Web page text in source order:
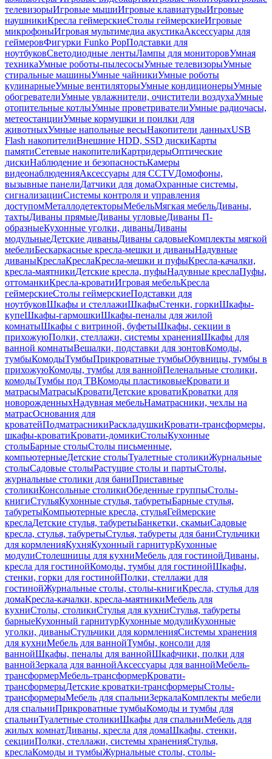
телевизорыИгровые мышиИгровые клавиатурыИгровые
наушникиКресла геймерскиеСтолы геймерскиеИгровые
микрофоныИгровая мультимедиа акустикаАксессуары для
геймеровФигурки Funko PopПодставки для
ноутбуковСветодиодные лентыЛампы для мониторовУмная
техникаУмные роботы-пылесосыУмные телевизорыУмные
стиральные машиныУмные чайникиУмные роботы
кулинарныеУмные вентиляторыУмные кондиционерыУмные
обогревателиУмные увлажнители, очистители воздухаУмные
отопительные котлыУмные проветривателиУмные радиочасы,
метеостанцииУмные кормушки и поилки для
животныхУмные напольные весыНакопители данныхUSB
Flash накопителиВнешние HDD, SSD дискиКарты
памятиСетевые накопителиКартридерыОптические
дискиНаблюдение и безопасностьКамеры
видеонаблюденияАксессуары для CCTVДомофоны,
вызывные панелиДатчики для домаОхранные системы,
сигнализацииСистемы контроля и управления
доступомМеталлодетекторыМебельМягкая мебельДиваны,
тахтыДиваны прямыеДиваны угловыеДиваны П-
образныеКухонные уголки, диваныДиваны
модульныеДетские диваныДиваны садовыеКомплекты мягкой
мебелиБескаркасные кресла-мешки и диваныНадувные
диваныКреслаКреслаКресла-мешки и пуфыКресла-качалки,
кресла-маятникиДетские кресла, пуфыНадувные креслаПуфы,
оттоманкиКресла-кроватиИгровая мебельКресла
геймерскиеСтолы геймерскиеПодставки для
ноутбуковШкафы и стеллажиШкафыСтенки, горкиШкафы-
купеШкафы-гармошкиШкафы-пеналы для жилой
комнатыШкафы с витриной, буфетыШкафы, секции в
прихожуюПолки, стеллажи, системы храненияШкафы для
ванной комнатыВешалки, подставки для зонтовКомоды,
тумбыКомодыТумбыПрикроватные тумбыОбувницы, тумбы в
прихожуюКомоды, тумбы для ваннойПеленальные столики,
комодыТумбы под ТВКомоды пластиковыеКровати и
матрасыМатрасыКроватиДетские кроватиКроватки для
новорожденныхНадувная мебельНаматрасники, чехлы на
матрасОснования для
кроватейПодматрасникиРаскладушкиКровати-трансформеры,
шкафы-кроватиКровати-домикиСтолыКухонные
столыБарные столыСтолы письменные,
компьютерныеДетские столыТуалетные столикиЖурнальные
столыСадовые столыРастущие столы и партыСтолы,
журнальные столики для баниПриставные
столикиКонсольные столикиОбеденные группыСтолы-
книгиСтульяКухонные стулья, табуретыБарные стулья,
табуретыКомпьютерные кресла, стульяГеймерские
креслаДетские стулья, табуретыБанкетки, скамьиСадовые
кресла, стулья, табуретыСтулья, табуреты для баниСтульчики
для кормленияКухняКухонный гарнитурКухонные
модулиСтолешницы для кухниМебель для гостинойДиваны,
кресла для гостинойКомоды, тумбы для гостинойШкафы,
стенки, горки для гостинойПолки, стеллажи для
гостинойЖурнальные столы, столы-книгиКресла, стулья для
домаКресла-качалки, кресла-маятникиМебель для
кухниСтолы, столикиСтулья для кухниСтулья, табуреты
барныеКухонный гарнитурКухонные модулиКухонные
уголки, диваныСтульчики для кормленияСистемы хранения
для кухниМебель для ваннойТумбы, консоли для
ваннойШкафы, пеналы для ваннойШкафчики, полки для
ваннойЗеркала для ваннойАксессуары для ваннойМебель-
трансформерМебель-трансформерКровати-
трансформерыДетские кроватки-трансформерыСтолы-
трансформерыМебель для спальниЗеркалаКомплекты мебели
для спальниПрикроватные тумбыКомоды и тумбы для
спальниТуалетные столикиШкафы для спальниМебель для
жилых комнатДиваны, кресла для домаШкафы, стенки,
секцииПолки, стеллажи, системы храненияСтулья,
креслаКомоды и тумбыЖурнальные столы, столы-